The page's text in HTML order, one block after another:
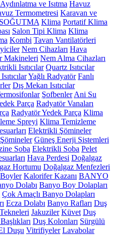
ve Isıtma Havuz
Termometresi Karavan ve
Klima Portatif Klima
Salon Tipi Klima Klima
Kombi Tavan Vantilatörleri
Nem Cihazları Hava
Makineleri Nem Alma Cihazları
Isıtıcılar Quartz Isıtıcılar
Yağlı Radyatör Fanlı
Dış Mekan Isıtıcılar
Şofbenler Ani Su
Parça Radyatör Vanaları
Radyatör Yedek Parça Klima
Spreyi Klima Temizleme
Elektrikli Şömineler
Güneş Enerji Sistemleri
Soba Elektrikli Soba Pelet
Hava Perdesi Doğalgaz
Hortumu Doğalgaz Menfezleri
Boyler Kalorifer Kazanı BANYO
Dolabı Banyo Boy Dolapları
Çok Amaçlı Banyo Dolapları
Ecza Dolabı Banyo Rafları Duş
Jakuziler Küvet Duş
Duş Kolonları Sürgülü
Duşu Vitrifiyeler Lavabolar